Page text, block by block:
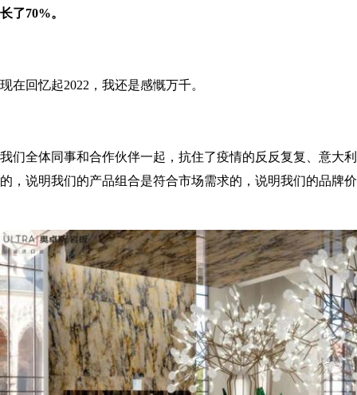
长了70%。
现在回忆起2022，我还是感慨万千。
我们全体同事和合作伙伴一起，抗住了疫情的反反复复、意大
的，说明我们的产品组合是符合市场需求的，说明我们的品牌